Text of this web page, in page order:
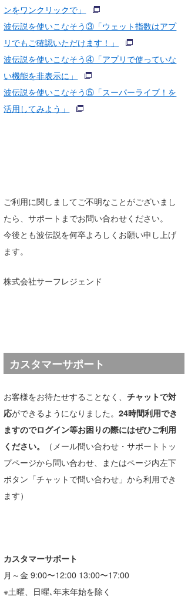
ンをワンクリックで」
波伝説を使いこなそう③「ウェット指数はアプ
リでもご確認いただけます！」
波伝説を使いこなそう④「アプリで使っていな
い機能を非表示に」
波伝説を使いこなそう⑤「スーパーライブ！を
活用してみよう」
ご利用に関しましてご不明なことがございまし
たら、サポートまでお問い合わせください。
今後とも波伝説を何卒よろしくお願い申し上げ
ます。
株式会社サーフレジェンド
カスタマーサポート
お客様をお待たせすることなく、チャットで対
応ができるようになりました。24時間利用でき
ますのでログイン等お困りの際にはぜひご利用
ください。
（メール問い合わせ・サポートトッ
プページから問い合わせ、またはページ内左下
ボタン「チャットで問い合わせ」から利用でき
ます）
カスタマーサポート
月～金 9:00〜12:00 13:00〜17:00
※土曜、日曜､年末年始を除く
VAGY
waka☆=
YUKI☆
ハンマー
上田純子
上條将美
SancheZ
wanda
予報士 hiro.
banpaku
chappy